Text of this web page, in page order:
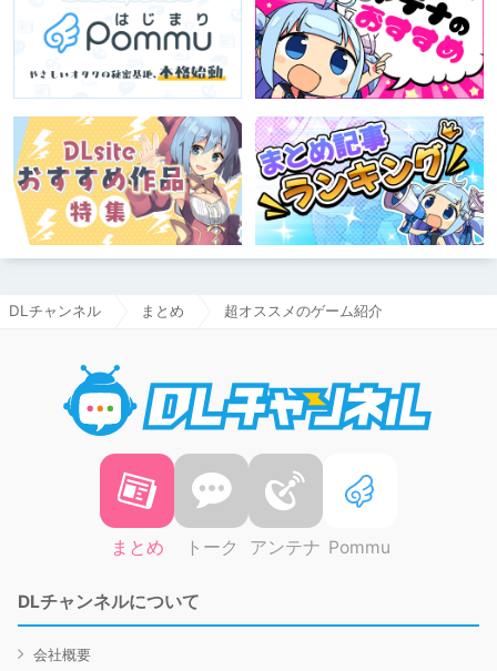
DLチャンネル まとめ 超オススメのゲーム紹介
まとめ トーク アンテナ Pommu
DLチャンネルについて
会社概要